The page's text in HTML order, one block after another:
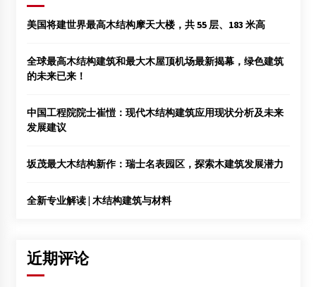
美国将建世界最高木结构摩天大楼，共 55 层、183 米高
全球最高木结构建筑和最大木屋顶机场最新揭幕，绿色建筑
的未来已来！
中国工程院院士崔愷：现代木结构建筑应用现状分析及未来
发展建议
坂茂最大木结构新作：瑞士名表园区，探索木建筑发展潜力
全新专业解读 | 木结构建筑与材料
近期评论